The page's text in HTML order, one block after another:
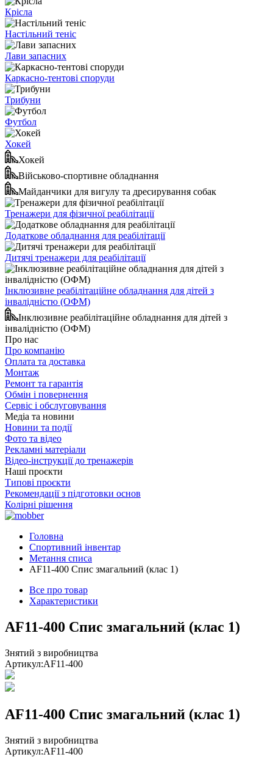
Крісла
Настільний теніс
Лави запасних
Каркасно-тентові споруди
Трибуни
Футбол
Хокей
Хокей
Військово-спортивне обладнання
Майданчики для вигулу та дресирування собак
Тренажери для фізичної реабілітації
Додаткове обладнання для реабілітації
Дитячі тренажери для реабілітації
Інклюзивне реабілітаційне обладнання для дітей з
інвалідністю (ОФМ)
Інклюзивне реабілітаційне обладнання для дітей з
інвалідністю (ОФМ)
Про нас
Про компанію
Оплата та доставка
Монтаж
Ремонт та гарантія
Обмін і повернення
Сервіс і обслуговування
Медіа та новини
Новини та події
Фото та відео
Рекламні матеріали
Відео-інструкції до тренажерів
Наші проєкти
Типові проєкти
Рекомендації з підготовки основ
Колірні рішення
Головна
Спортивний інвентар
Метання списа
AF11-400 Спис змагальний (клас 1)
Все про товар
Характеристики
AF11-400 Спис змагальний (клас 1)
Знятий з виробництва
Артикул:AF11-400
AF11-400 Спис змагальний (клас 1)
Знятий з виробництва
Артикул:AF11-400